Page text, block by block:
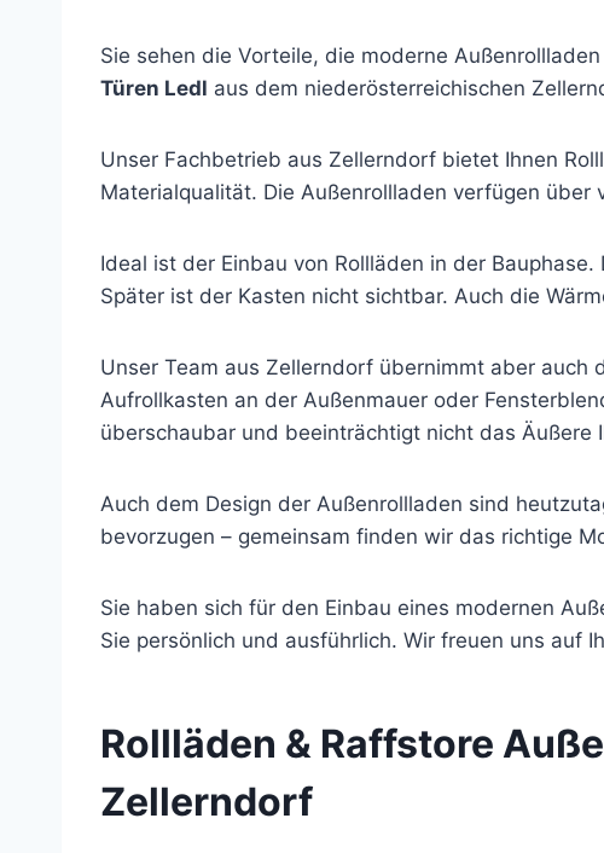
Sie sehen die Vorteile, die moderne
Türen Ledl aus dem niederösterreichischen
Unser Fachbetrieb aus Zellerndorf bietet Ihnen
Materialqualität. Die Außenrollladen verfügen über
Ideal ist der Einbau von Rollläden in der
Später ist der Kasten nicht sichtbar. Auch die
Unser Team aus Zellerndorf übernimmt aber auch
Aufrollkasten an der Außenmauer oder
überschaubar und beeinträchtigt nicht das Äußere
Auch dem Design der Außenrollladen sind
bevorzugen – gemeinsam finden wir das richtige
Sie haben sich für den Einbau eines modernen
Sie persönlich und ausführlich. Wir freuen uns auf
Rollläden & Raffstore
Zellerndorf